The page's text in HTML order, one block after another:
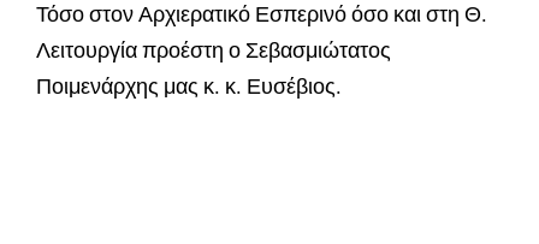
Τόσο στον Αρχιερατικό Εσπερινό όσο και στη Θ.
Λειτουργία προέστη ο Σεβασμιώτατος
Ποιμενάρχης μας κ. κ. Ευσέβιος.